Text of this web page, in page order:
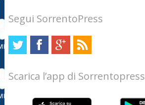
Segui SorrentoPress
Scarica l’app di Sorrentopress